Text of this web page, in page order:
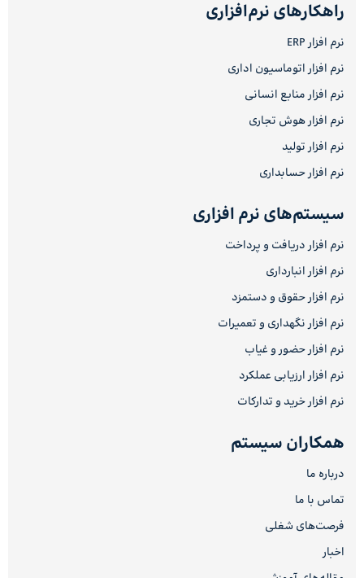
راهکارهای نرم‌افزاری
نرم افزار ERP
نرم افزار اتوماسیون اداری
نرم افزار منابع انسانی
نرم افزار هوش تجاری
نرم افزار تولید
نرم افزار حسابداری
سیستم‌های نرم افزاری
نرم افزار دریافت و پرداخت
نرم افزار انبارداری
نرم افزار حقوق و دستمزد
نرم افزار نگهداری و تعمیرات
نرم افزار حضور و غیاب
نرم افزار ارزیابی عملکرد
نرم افزار خرید و تدارکات
همکاران سیستم
درباره ما
تماس با ما
فرصت‌های شغلی
اخبار